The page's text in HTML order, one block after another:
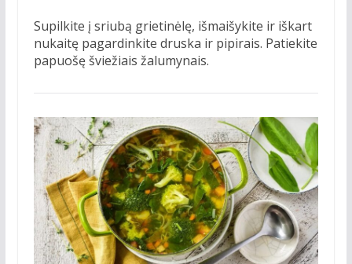
Supilkite į sriubą grietinėlę, išmaišykite ir iškart
nukaitę pagardinkite druska ir pipirais. Patiekite
papuošę šviežiais žalumynais.